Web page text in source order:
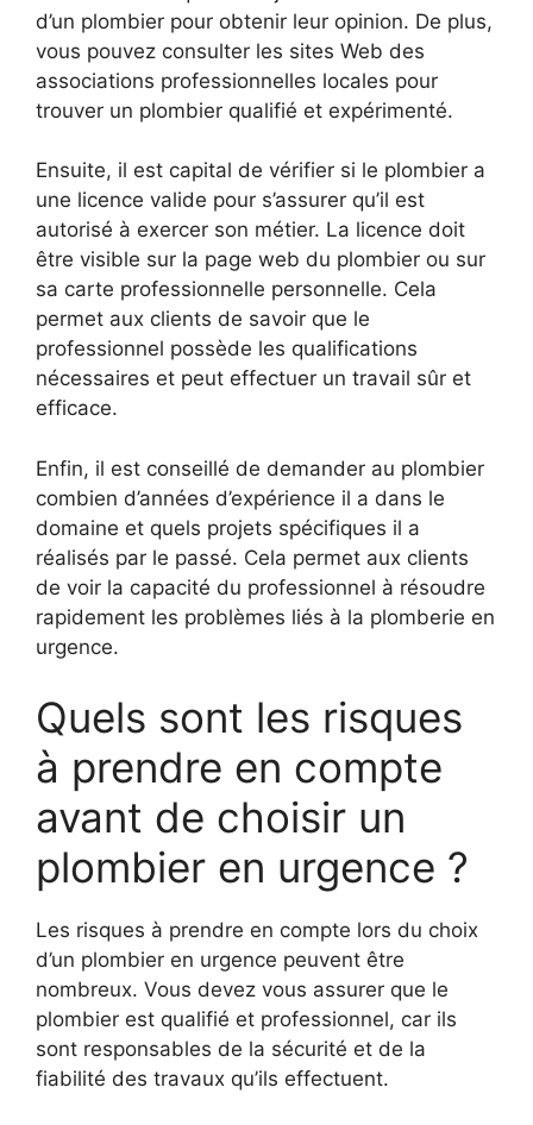
d’un plombier pour obtenir leur opinion. De plus,
vous pouvez consulter les sites Web des
associations professionnelles locales pour
trouver un plombier qualifié et expérimenté.
Ensuite, il est capital de vérifier si le plombier a
une licence valide pour s’assurer qu’il est
autorisé à exercer son métier. La licence doit
être visible sur la page web du plombier ou sur
sa carte professionnelle personnelle. Cela
permet aux clients de savoir que le
professionnel possède les qualifications
nécessaires et peut effectuer un travail sûr et
efficace.
Enfin, il est conseillé de demander au plombier
combien d’années d’expérience il a dans le
domaine et quels projets spécifiques il a
réalisés par le passé. Cela permet aux clients
de voir la capacité du professionnel à résoudre
rapidement les problèmes liés à la plomberie en
urgence.
Quels sont les risques
à prendre en compte
avant de choisir un
plombier en urgence ?
Les risques à prendre en compte lors du choix
d’un plombier en urgence peuvent être
nombreux. Vous devez vous assurer que le
plombier est qualifié et professionnel, car ils
sont responsables de la sécurité et de la
fiabilité des travaux qu’ils effectuent.